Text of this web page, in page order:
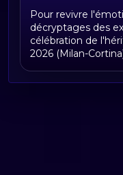
De Paris 2024
Pour revivre
décryptages des
célébration de
2026 (Milan-